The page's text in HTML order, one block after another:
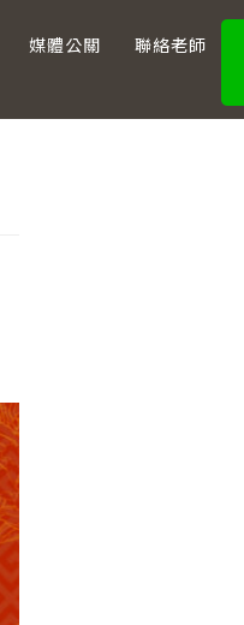
媒體公關 聯絡老師